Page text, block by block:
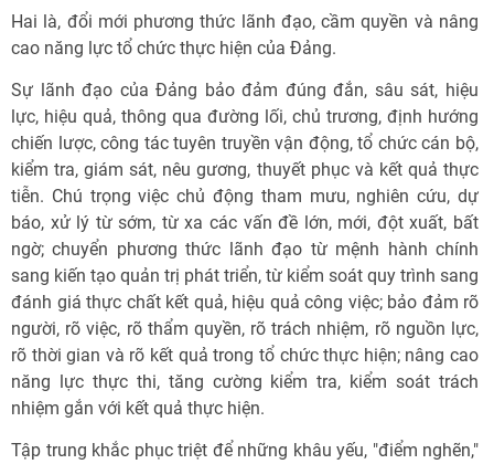
Hai là, đổi mới phương thức lãnh đạo, cầm quyền và nâng
cao năng lực tổ chức thực hiện của Đảng.
Sự lãnh đạo của Đảng bảo đảm đúng đắn, sâu sát, hiệu
lực, hiệu quả, thông qua đường lối, chủ trương, định hướng
chiến lược, công tác tuyên truyền vận động, tổ chức cán bộ,
kiểm tra, giám sát, nêu gương, thuyết phục và kết quả thực
tiễn. Chú trọng việc chủ động tham mưu, nghiên cứu, dự
báo, xử lý từ sớm, từ xa các vấn đề lớn, mới, đột xuất, bất
ngờ; chuyển phương thức lãnh đạo từ mệnh hành chính
sang kiến tạo quản trị phát triển, từ kiểm soát quy trình sang
đánh giá thực chất kết quả, hiệu quả công việc; bảo đảm rõ
người, rõ việc, rõ thẩm quyền, rõ trách nhiệm, rõ nguồn lực,
rõ thời gian và rõ kết quả trong tổ chức thực hiện; nâng cao
năng lực thực thi, tăng cường kiểm tra, kiểm soát trách
nhiệm gắn với kết quả thực hiện.
Tập trung khắc phục triệt để những khâu yếu, "điểm nghẽn,"